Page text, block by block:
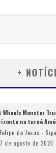
+
Wheels Monster
na turnê
Felipe de Jesus -
7 de agosto de 2026